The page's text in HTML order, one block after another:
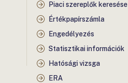
Piaci szereplők keresése
Értékpapírszámla
Engedélyezés
Statisztikai információk
Hatósági vizsga
ERA